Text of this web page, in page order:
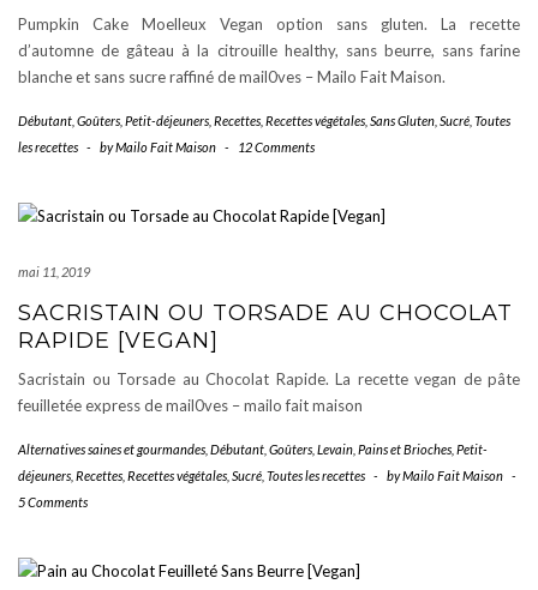
Pumpkin Cake Moelleux Vegan option sans gluten. La recette
d’automne de gâteau à la citrouille healthy, sans beurre, sans farine
blanche et sans sucre raffiné de mail0ves – Mailo Fait Maison.
Débutant Goûters Petit-déjeuners Recettes Recettes végétales Sans Gluten Sucré Toutes
les recettes - byMailo Fait Maison - 12 Comments
mai 11, 2019
SACRISTAIN OU TORSADE AU CHOCOLAT
RAPIDE [VEGAN]
Sacristain ou Torsade au Chocolat Rapide. La recette vegan de pâte
feuilletée express de mail0ves – mailo fait maison
Alternatives saines et gourmandes Débutant Goûters Levain, Pains et Brioches Petit-
déjeuners Recettes Recettes végétales Sucré Toutes les recettes - byMailo Fait Maison -
5 Comments